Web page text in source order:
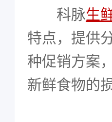
科脉生
特点，提供
种促销方案
新鲜食物的